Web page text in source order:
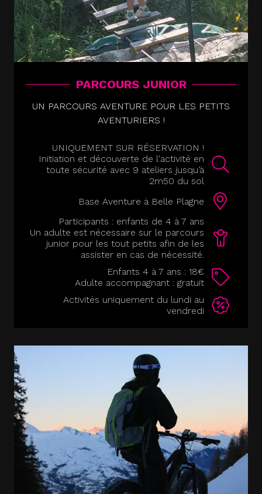
PARCOURS JUNIOR
UN PARCOURS AVENTURE POUR LES PETITS
AVENTURIERS !
UNIQUEMENT SUR RÉSERVATION !
Initiation et découverte de l'activité en
toute sécurité avec 9 ateliers jusqu’à
2m50 du sol
Base Aventure à Belle Plagne
Participants : enfants de 4 à 7 ans
Un adulte est nécessaire sur le parcours
junior pour les tout petits afin de les
assister en cas de nécessité.
Enfants 4 à 7 ans : 18€
Adulte accompagnant : gratuit
Activités uniquement du lundi au
vendredi